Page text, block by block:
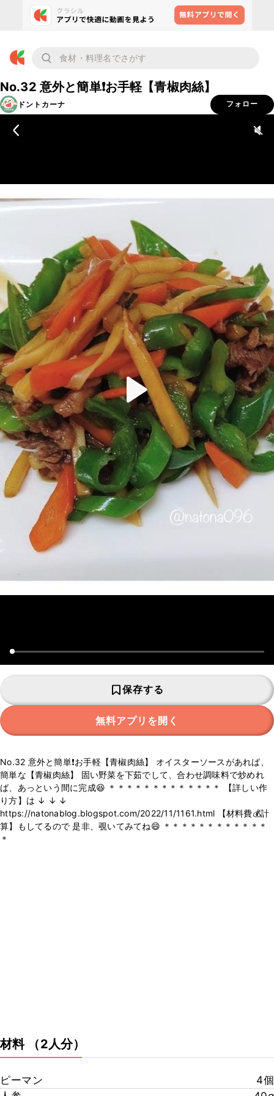
No.32 意外と簡単❗️お手軽【青椒肉絲】
ドントカーナ フォロー
保存する
無料アプリを開く
No.32 意外と簡単❗️お手軽【青椒肉絲】 オイスターソースがあれば、
簡単な【青椒肉絲】 固い野菜を下茹でして、合わせ調味料で炒めれ
ば、あっという間に完成😆 ＊＊＊＊＊＊＊＊＊＊＊＊＊ 【詳しい作
り方】は ↓ ↓ ↓
https://natonablog.blogspot.com/2022/11/1161.html 【材料費💰計
算】もしてるので 是非、覗いてみてね😄 ＊＊＊＊＊＊＊＊＊＊＊＊
＊
材料 （2人分）
ピーマン
4個